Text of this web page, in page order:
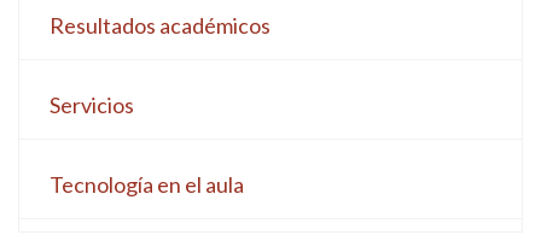
Resultados académicos
Servicios
Tecnología en el aula